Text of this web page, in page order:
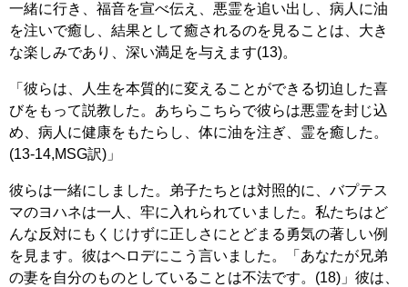
一緒に行き、福音を宣べ伝え、悪霊を追い出し、病人に油
を注いで癒し、結果として癒されるのを見ることは、大き
な楽しみであり、深い満足を与えます(13)。
「彼らは、人生を本質的に変えることができる切迫した喜
びをもって説教した。あちらこちらで彼らは悪霊を封じ込
め、病人に健康をもたらし、体に油を注ぎ、霊を癒した。
(13-14,MSG訳)」
彼らは一緒にしました。弟子たちとは対照的に、バプテス
マのヨハネは一人、牢に入れられていました。私たちはど
んな反対にもくじけずに正しさにとどまる勇気の著しい例
を見ます。彼はヘロデにこう言いました。「あなたが兄弟
の妻を自分のものとしていることは不法です。(18)」彼は、